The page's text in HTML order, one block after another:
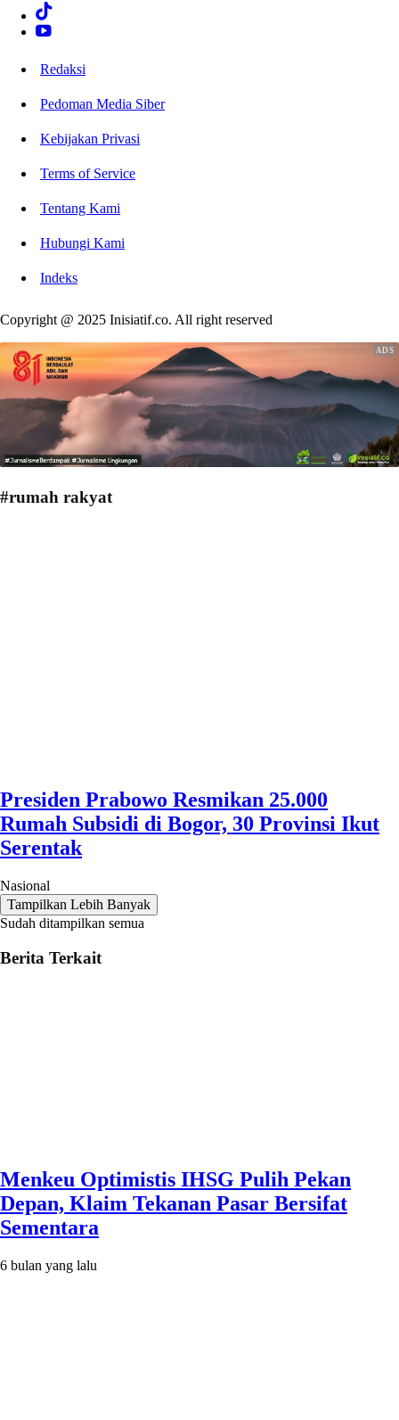
Redaksi
Pedoman Media Siber
Kebijakan Privasi
Terms of Service
Tentang Kami
Hubungi Kami
Indeks
Copyright @ 2025 Inisiatif.co. All right reserved
#rumah rakyat
Presiden Prabowo Resmikan 25.000
Rumah Subsidi di Bogor, 30 Provinsi Ikut
Serentak
Nasional
Tampilkan Lebih Banyak
Sudah ditampilkan semua
Berita Terkait
Menkeu Optimistis IHSG Pulih Pekan
Depan, Klaim Tekanan Pasar Bersifat
Sementara
6 bulan yang lalu